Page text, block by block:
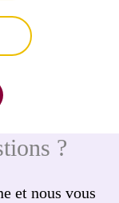
?
et nous vous